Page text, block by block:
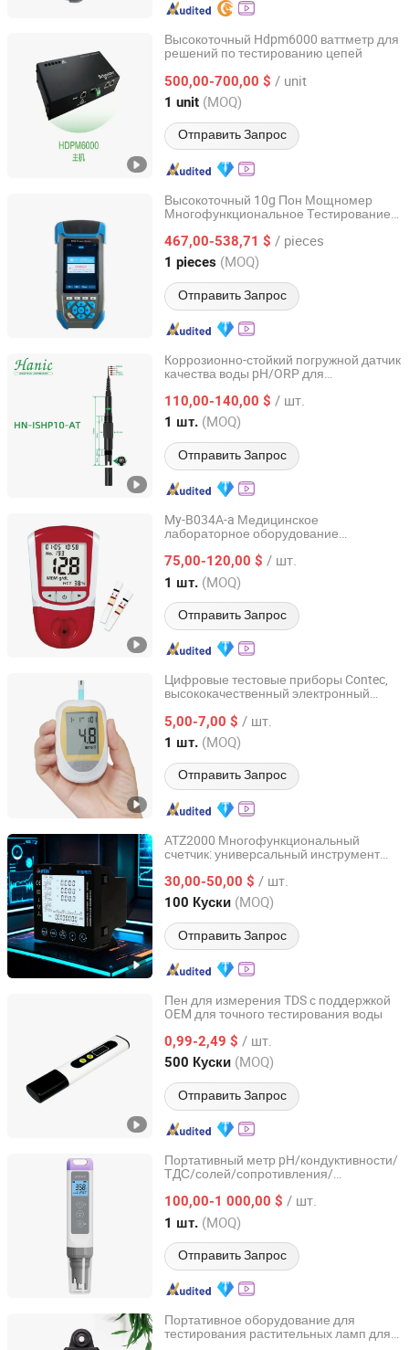
Высокоточный Hdpm6000 ваттметр для
решений по тестированию цепей
500,00-700,00 $ / unit
1 unit (MOQ)
Отправить Запрос
Beijing Hezhong Huineng Electric Technology Co., Ltd
Beijing, China с 2025
Высокоточный 10g Пон Мощномер
Многофункциональное Тестирование
467,00-538,71 $ / pieces
1 pieces (MOQ)
Отправить Запрос
Shenzhen Pioneer Goods Communication Co., Limited
Guangdong, China с 2025
Коррозионно-стойкий погружной датчик
качества воды pH/ORP для
110,00-140,00 $ / шт.
1 шт. (MOQ)
Отправить Запрос
Shanghai Lanchang Automation Technology Co., Ltd.
Shanghai, China с 2026
My-B034A-a Медицинское
лабораторное оборудование
тестирование гемоглобина метр
75,00-120,00 $ / шт.
1 шт. (MOQ)
Отправить Запрос
Guangzhou Maya Medical Equipment Co., Ltd.
Guangdong, China с 2012
Цифровые тестовые приборы Contec,
высококачественный электронный
в крови
5,00-7,00 $ / шт.
1 шт. (MOQ)
Отправить Запрос
Contec Medical Systems Co., Ltd.
Hebei, China с 2008
ATZ2000 Многофункциональный
счетчик: универсальный инструмент
30,00-50,00 $ / шт.
100 Куски (MOQ)
Отправить Запрос
Hangzhou Antin Power Technology Co., Ltd.
Zhejiang, China с 2022
Пен для измерения TDS с поддержкой
OEM для точного тестирования воды
0,99-2,49 $ / шт.
500 Куски (MOQ)
Отправить Запрос
Sandmonk Technology Co., Ltd.
Hunan, China с 2025
Портативный метр pH/кондуктивности/
ТДС/солей/сопротивления/
воды
100,00-1 000,00 $ / шт.
1 шт. (MOQ)
Отправить Запрос
Beijing Zetron Technology Co., Ltd
Beijing, China с 2024
Портативное оборудование для
тестирования растительных ламп для
Kunshan Ast Optoelectronics Co., Ltd